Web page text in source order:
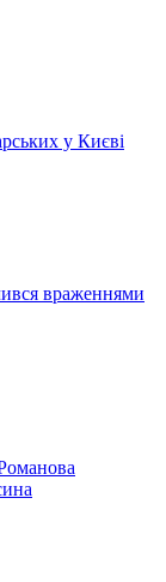
у Києві
враженнями